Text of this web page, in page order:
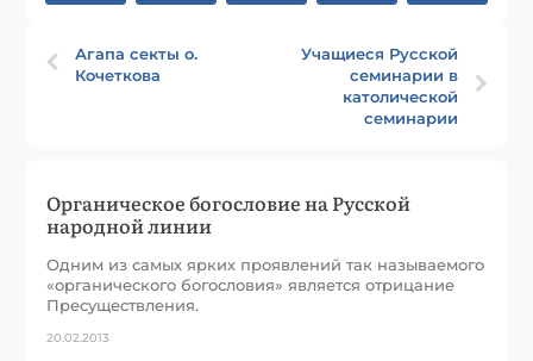
Агапа секты о.
Кочеткова
Учащиеся Русской
семинарии в
католической
семинарии
Органическое богословие на Русской
народной линии
Одним из самых ярких проявлений так называемого
«органического богословия» является отрицание
Пресуществления.
20.02.2013